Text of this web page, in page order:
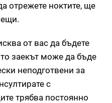
отрежете ноктите, ще
от вас да бъдете
заекът може да бъде
неподготвени за
с
трябва постоянно